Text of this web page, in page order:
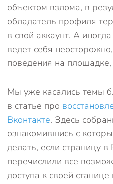
объектом взлома, в
обладатель профиля
в свой аккаунт. А
ведет себя
поведения на площадке,
Мы уже касались темы
в статье про
Вконтакте. Здесь
ознакомившись с
делать, если страницу
перечислили все
доступа к своей